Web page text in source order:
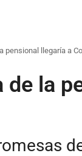
pensional llegaría a
de la